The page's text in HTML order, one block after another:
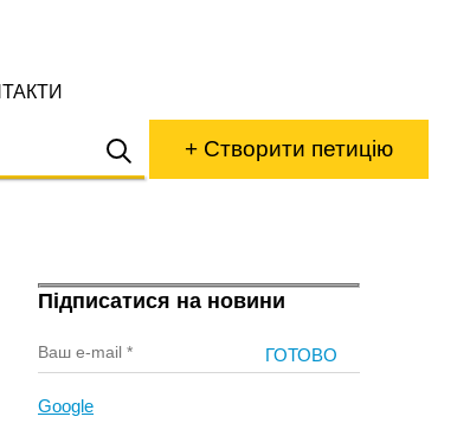
+ Створити петицію
Підписатися на новини
Google